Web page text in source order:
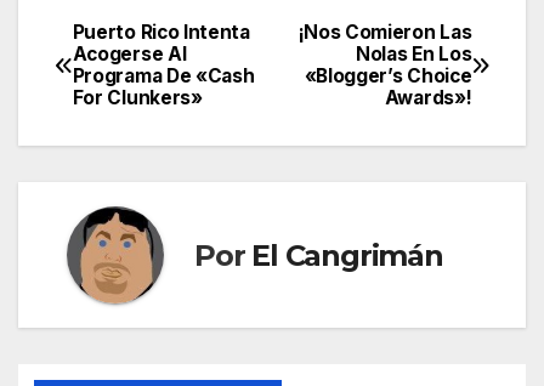
Navegación
de
entradas
¡Nos Comieron Las
Nolas En Los
«Blogger’s Choice
Awards»!
Puerto Rico Intenta
Acogerse Al
Programa De «Cash
For Clunkers»
Por El Cangrimán